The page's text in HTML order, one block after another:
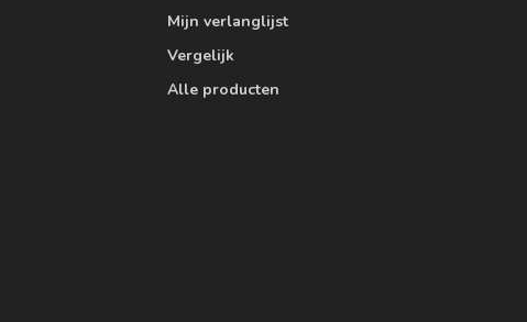
Mijn verlanglijst
Vergelijk
Alle producten